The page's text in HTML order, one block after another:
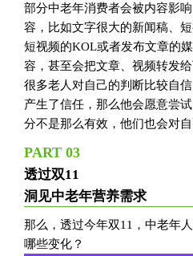
部分中老年消费者会被内容影
容，比如文字很大的新闻稿、
短视频的KOL或者发布文章的
容，甚至会把文章、视频转发给
很多老人对自己的判断比较自
产生了信任，那么他会愿意尝
分不是那么有效，他们也会对自
PART 03
透过双11
洞见中老年营养需求
那么，透过今年双11，中老年
哪些变化？